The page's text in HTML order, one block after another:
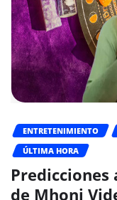
ENTRETENIMIENTO
ÚLTIMA HORA
Predicciones
de Mhoni